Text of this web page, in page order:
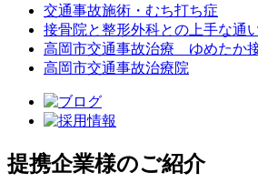
交通事故施術・むち打ち症
接骨院と整形外科との上手な通
高岡市交通事故治療 ゆめたか
高岡市交通事故治療院
提携企業様のご紹介